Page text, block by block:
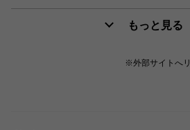
もっと見る
※外部サイトへ